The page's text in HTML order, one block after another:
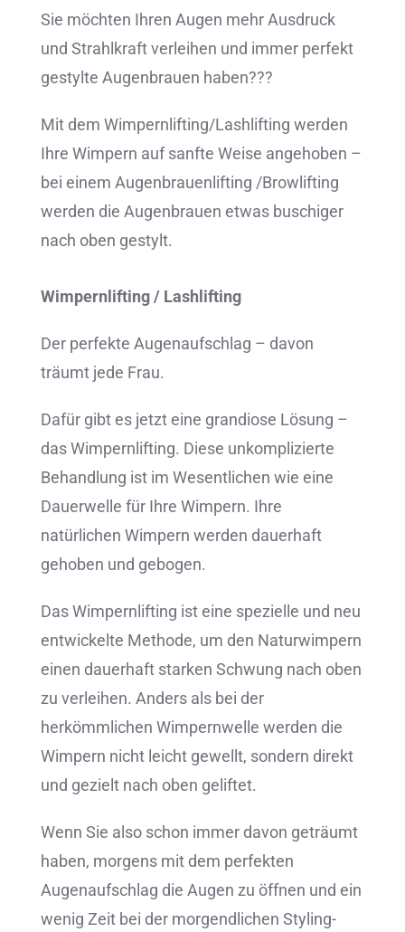
Sie möchten Ihren Augen mehr Ausdruck
und Strahlkraft verleihen und immer perfekt
gestylte Augenbrauen haben???
Mit dem Wimpernlifting/Lashlifting werden
Ihre Wimpern auf sanfte Weise angehoben –
bei einem Augenbrauenlifting /Browlifting
werden die Augenbrauen etwas buschiger
nach oben gestylt.
Wimpernlifting / Lashlifting
Der perfekte Augenaufschlag – davon
träumt jede Frau.
Dafür gibt es jetzt eine grandiose Lösung –
das Wimpernlifting. Diese unkomplizierte
Behandlung ist im Wesentlichen wie eine
Dauerwelle für Ihre Wimpern. Ihre
natürlichen Wimpern werden dauerhaft
gehoben und gebogen.
Das Wimpernlifting ist eine spezielle und neu
entwickelte Methode, um den Naturwimpern
einen dauerhaft starken Schwung nach oben
zu verleihen. Anders als bei der
herkömmlichen Wimpernwelle werden die
Wimpern nicht leicht gewellt, sondern direkt
und gezielt nach oben geliftet.
Wenn Sie also schon immer davon geträumt
haben, morgens mit dem perfekten
Augenaufschlag die Augen zu öffnen und ein
wenig Zeit bei der morgendlichen Styling-